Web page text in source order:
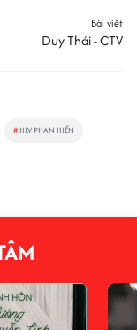
Bài viết
Duy Thái - CTV
# HLV PHAN HIỂN